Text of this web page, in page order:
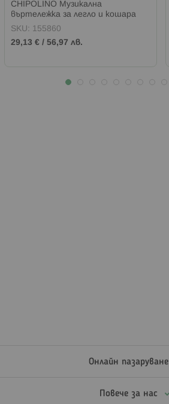
CHIPOLINO Музикална
въртележка за легло и кошара
ЖИРАФЧЕТА
SKU: 155860
29,13 € / 56,97 лв.
Онлайн пазаруване
Повече за нас